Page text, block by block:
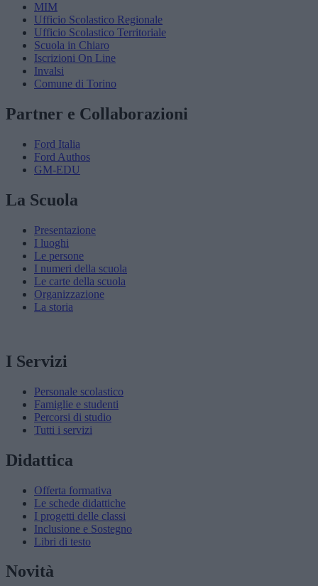
MIM
Ufficio Scolastico Regionale
Ufficio Scolastico Territoriale
Scuola in Chiaro
Iscrizioni On Line
Invalsi
Comune di Torino
Partner e Collaborazioni
Ford Italia
Ford Authos
GM-EDU
La Scuola
Presentazione
I luoghi
Le persone
I numeri della scuola
Le carte della scuola
Organizzazione
La storia
I Servizi
Personale scolastico
Famiglie e studenti
Percorsi di studio
Tutti i servizi
Didattica
Offerta formativa
Le schede didattiche
I progetti delle classi
Inclusione e Sostegno
Libri di testo
Novità